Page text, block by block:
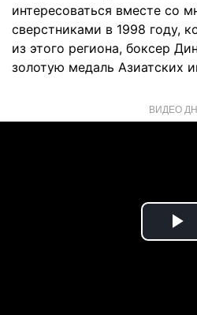
интересоваться вместе со
сверстниками в 1998 году,
из этого региона, боксер
золотую медаль Азиатских
ВИДЕО